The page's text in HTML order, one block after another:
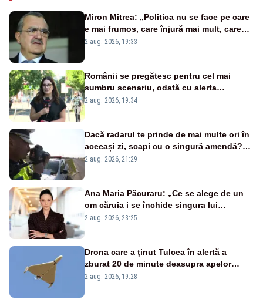
Miron Mitrea: „Politica nu se face pe care
e mai frumos, care înjură mai mult, care
țipă mai tare, ci pe proiecte”
2 aug. 2026, 19:33
Românii se pregătesc pentru cel mai
sumbru scenariu, odată cu alerta
energetică
2 aug. 2026, 19:34
Dacă radarul te prinde de mai multe ori în
aceeași zi, scapi cu o singură amendă?
Ce spune legea
2 aug. 2026, 21:29
Ana Maria Păcuraru: „Ce se alege de un
om căruia i se închide singura lui
portiță?”
2 aug. 2026, 23:25
Drona care a ținut Tulcea în alertă a
zburat 20 de minute deasupra apelor
României. Au fost ridicate două F-16
2 aug. 2026, 19:28